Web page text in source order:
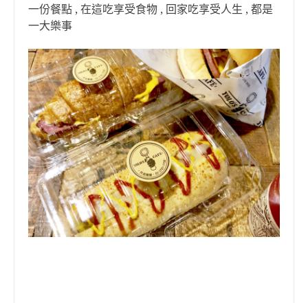
一份餐點 , 在這吃享受食物 , 回家吃享受人生 , 都是
一大樂事